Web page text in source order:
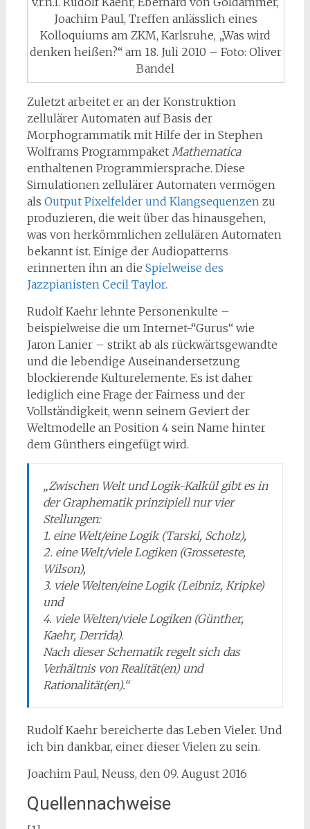
Joachim Paul, Treffen anlässlich eines
Kolloquiums am ZKM, Karlsruhe, „Was wird
denken heißen?“ am 18. Juli 2010 – Foto: Oliver
Bandel
Zuletzt arbeitet er an der Konstruktion
zellulärer Automaten auf Basis der
Morphogrammatik mit Hilfe der in Stephen
Wolframs Programmpaket Mathematica
enthaltenen Programmiersprache. Diese
Simulationen zellulärer Automaten vermögen
als Output Pixelfelder und Klangsequenzen zu
produzieren, die weit über das hinausgehen,
was von herkömmlichen zellulären Automaten
bekannt ist. Einige der Audiopatterns
erinnerten ihn an die Spielweise des
Jazzpianisten Cecil Taylor.
Rudolf Kaehr lehnte Personenkulte –
beispielweise die um Internet-“Gurus“ wie
Jaron Lanier – strikt ab als rückwärtsgewandte
und die lebendige Auseinandersetzung
blockierende Kulturelemente. Es ist daher
lediglich eine Frage der Fairness und der
Vollständigkeit, wenn seinem Geviert der
Weltmodelle an Position 4 sein Name hinter
dem Günthers eingefügt wird.
„Zwischen Welt und Logik-Kalkül gibt es in
der Graphematik prinzipiell nur vier
Stellungen:
1. eine Welt/eine Logik (Tarski, Scholz),
2. eine Welt/viele Logiken (Grosseteste,
Wilson),
3. viele Welten/eine Logik (Leibniz, Kripke)
und
4. viele Welten/viele Logiken (Günther,
Kaehr, Derrida).
Nach dieser Schematik regelt sich das
Verhältnis von Realität(en) und
Rationalität(en).“
Rudolf Kaehr bereicherte das Leben Vieler. Und
ich bin dankbar, einer dieser Vielen zu sein.
Joachim Paul, Neuss, den 09. August 2016
Quellennachweise